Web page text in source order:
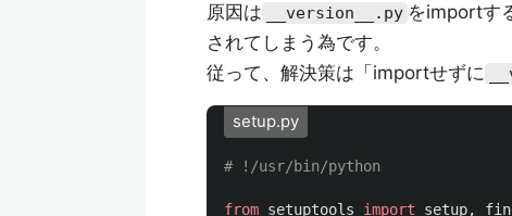
原因は __version__.py をimportす
されてしまう為です。
従って、解決策は「importせずに
setup.py
from setuptools import setup,